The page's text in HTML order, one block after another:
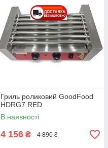
Гриль роликовий GoodFood
HDRG7 RED
В наявності
4 156 ₴ 4 890 ₴